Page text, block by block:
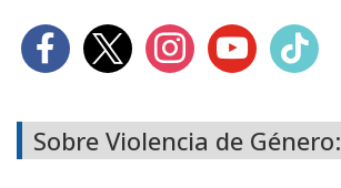
Sobre Violencia de Género: